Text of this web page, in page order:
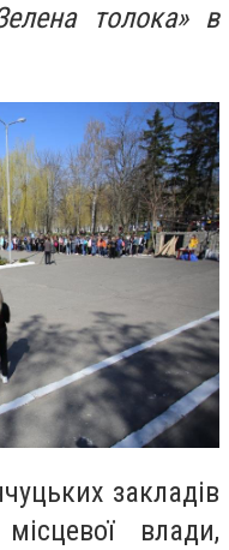
толока» в
закладів
влади,